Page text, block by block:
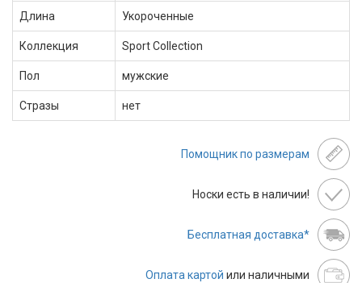
Длина Укороченные
Коллекция Sport Collection
Пол мужские
Стразы нет
Помощник по размерам
Носки есть в наличии!
Бесплатная доставка*
Оплата картой или наличными